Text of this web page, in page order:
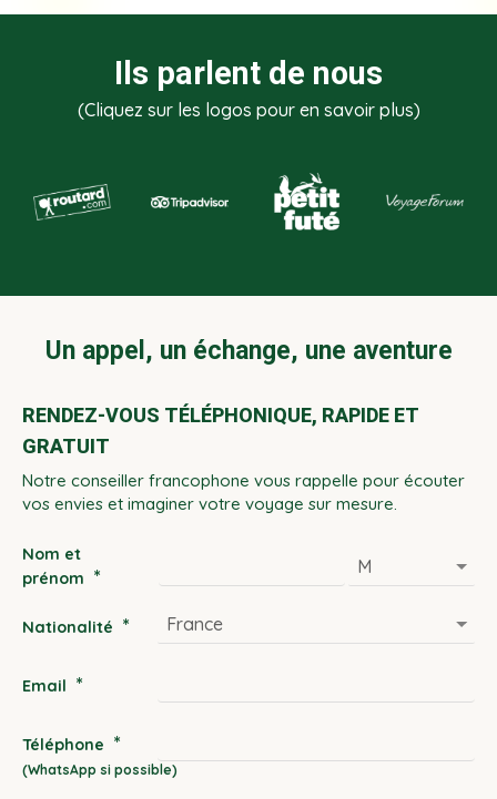
Ils parlent de nous
(Cliquez sur les logos pour en savoir plus)
Un appel, un échange, une aventure
RENDEZ-VOUS TÉLÉPHONIQUE, RAPIDE ET
GRATUIT
Notre conseiller francophone vous rappelle pour écouter
vos envies et imaginer votre voyage sur mesure.
Nom et
prénom *
Nationalité *
Email *
Téléphone *